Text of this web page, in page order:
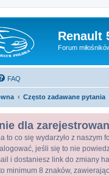
Renault
Forum
FAQ
Często zadawane pytania
dla
to co się wydarzyło z naszym
jeśli się to nie
i dostaniesz link do zmiany
minimum 8 znaków,